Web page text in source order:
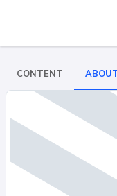
CONTENT